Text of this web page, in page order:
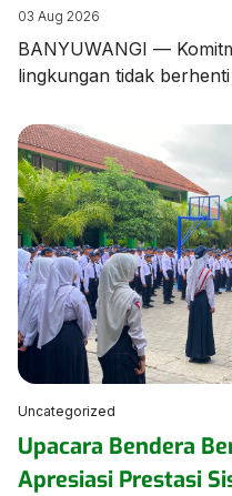
Edukasi Pengelolaan
03 Aug 2026
BANYUWANGI —
lingkungan tidak
langsung ke lingkungan
menggelar aksi
sampah bersama warga
merupakan bentuk
Banyuwangi dalam
sekitar. Dalam kegiatan
Uncategorized
Upacara Bendera
Apresiasi Prestasi